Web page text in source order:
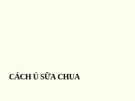
CÁCH Ủ SỮA CHUA